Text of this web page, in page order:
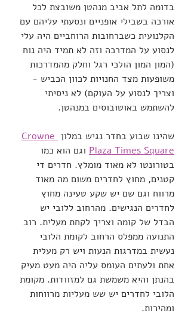
בדומה לתל אביב מנהטן משובצת לכל
אורכה בשבילי אופניים ונסעתי עליהם עם
הקלנועית כשברחובות הרוחביים היה עלי
לנסוע על המדרכה וזה לא תמיד היה נוח
(המון המון הולכי רגל וחלק מהמדרכות
משופעות מצד החנויות לכוון הכביש -
וצריך לנסוע על העוקם) לא ניסיתי
להשתמש באוטובוסים במנהטן.
שהינו שבוע בחדר נגיש במלון Crowne
Plaza Times Square וגם הוא כמו
בטורונטו לא מאוד מומלץ. חדרים די
קטנים, מחוץ לחדרים משום מה מאוד
מרווח וגם שם יש שקע טעינה מחוץ
לחדרים הנגישים. מהרחוב ללובי יש
הבדל של קומה וצריך לקחת מעלית. רוב
התנועה ממפלס הרחוב לקומת הלובי
נעשית במדרגות הנעות ויש רק מעלית
אחת ולעתים העומס עליה היה מעט מעיק
בהנתן והיא משמשת גם למזוודות. מקומת
הלובי לחדרים יש שש מעליות מרווחות
ומהירות.